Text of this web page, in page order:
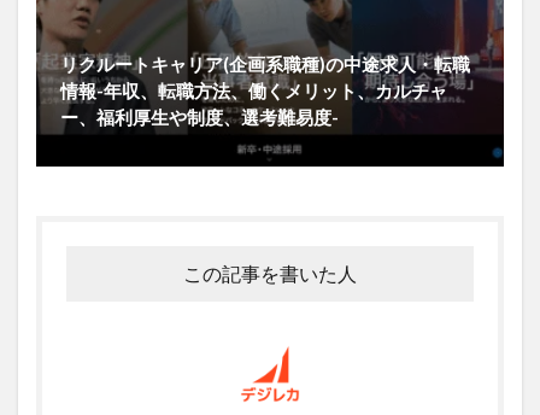
リクルートキャリア(企画系職種)の中途求人・転職
情報-年収、転職方法、働くメリット、カルチャ
ー、福利厚生や制度、選考難易度-
この記事を書いた人